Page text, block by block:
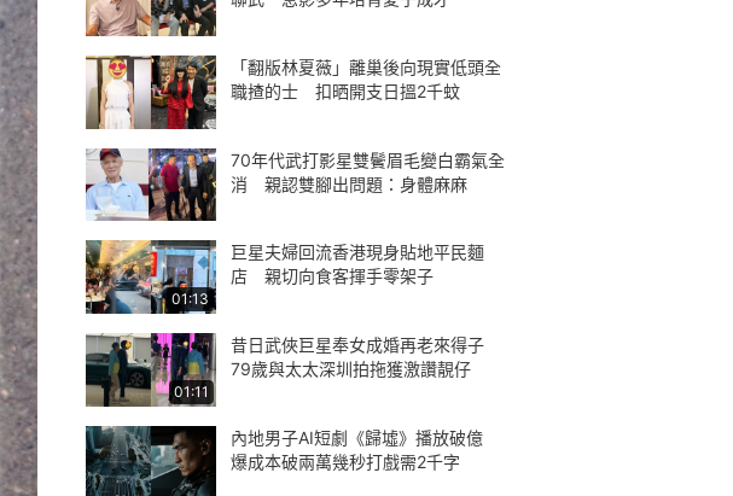
「翻版林夏薇」離巢後向現實低頭全
職揸的士 扣晒開支日搵2千蚊
70年代武打影星雙鬢眉毛變白霸氣全
消 親認雙腳出問題：身體麻麻
01:13
巨星夫婦回流香港現身貼地平民麵
店 親切向食客揮手零架子
01:11
昔日武俠巨星奉女成婚再老來得子
79歲與太太深圳拍拖獲激讚靚仔
內地男子AI短劇《歸墟》播放破億
爆成本破兩萬幾秒打戲需2千字